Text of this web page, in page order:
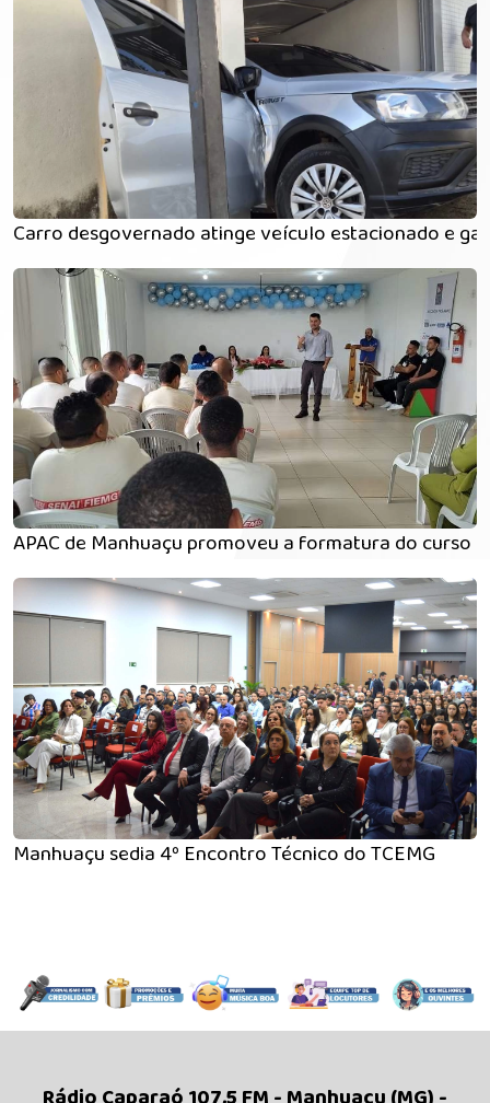
Carro desgovernado atinge veículo estacionado e
APAC de Manhuaçu promoveu a formatura do curso
Manhuaçu sedia 4º Encontro Técnico do TCEMG